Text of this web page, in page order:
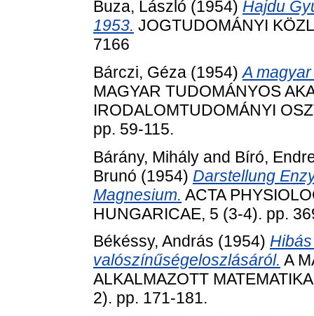
Buza, László (1954) Hajdu
1953. JOGTUDOMÁNYI
7166
Bárczi, Géza (1954)A
MAGYAR TUDOMÁNYOS
IRODALOMTUDOMÁNYI
pp. 59-115.
Bárány, Mihály and Bíró,
Brunó (1954) Darstellung
Magnesium. ACTA
HUNGARICAE, 5 (3-4). pp.
Békéssy, András (1954)
valószínűségeloszlásáról. A
ALKALMAZOTT
2). pp. 171-181.